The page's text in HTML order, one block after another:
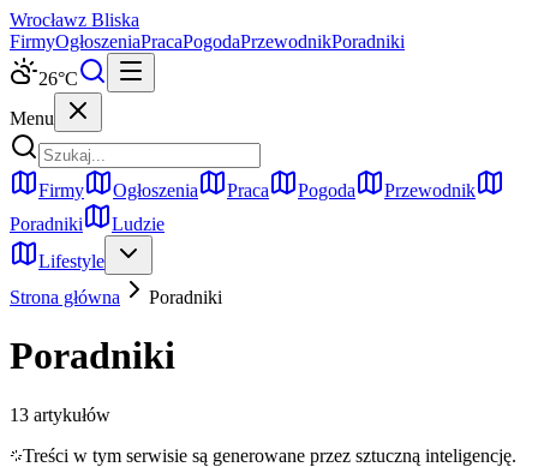
Wrocławz Bliska
FirmyOgłoszeniaPracaPogodaPrzewodnikPoradniki
26°C
Menu
Firmy Ogłoszenia Praca Pogoda
Przewodnik
Poradniki
Ludzie
Lifestyle
Strona główna
Poradniki
Poradniki
13 artykułów
Treści w tym serwisie są generowane przez sztuczną inteligencję.